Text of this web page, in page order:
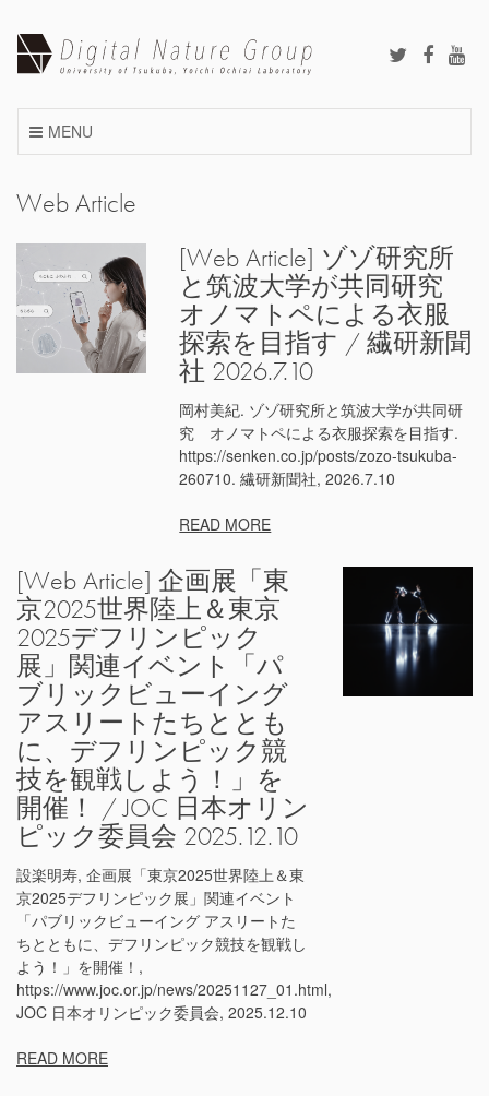
content
MENU
Web Article
[Web Article] ゾゾ研究所
と筑波大学が共同研究
オノマトペによる衣服
探索を目指す / 繊研新聞
社 2026.7.10
岡村美紀. ゾゾ研究所と筑波大学が共同研
究 オノマトペによる衣服探索を目指す.
https://senken.co.jp/posts/zozo-tsukuba-
260710. 繊研新聞社, 2026.7.10
READ MORE
[Web Article] 企画展「東
京2025世界陸上＆東京
2025デフリンピック
展」関連イベント「パ
ブリックビューイング
アスリートたちととも
に、デフリンピック競
技を観戦しよう！」を
開催！ / JOC 日本オリン
ピック委員会 2025.12.10
設楽明寿, 企画展「東京2025世界陸上＆東
京2025デフリンピック展」関連イベント
「パブリックビューイング アスリートた
ちとともに、デフリンピック競技を観戦し
よう！」を開催！,
https://www.joc.or.jp/news/20251127_01.html,
JOC 日本オリンピック委員会, 2025.12.10
READ MORE